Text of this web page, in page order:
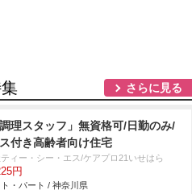
さらに見る
調理スタッフ」無資格可/日勤のみ/
付き高齢者向け住宅
ィー・シー・エス/ケアプロ21いせはら
円
・パート / 神奈川県